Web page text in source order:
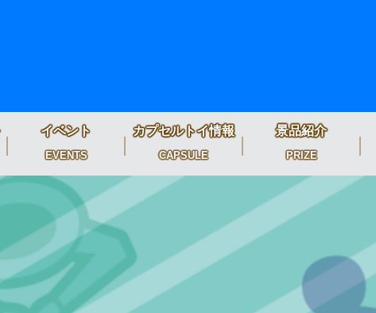
イベント
EVENTS
カプセルトイ情報
CAPSULE
景品紹介
PRIZE